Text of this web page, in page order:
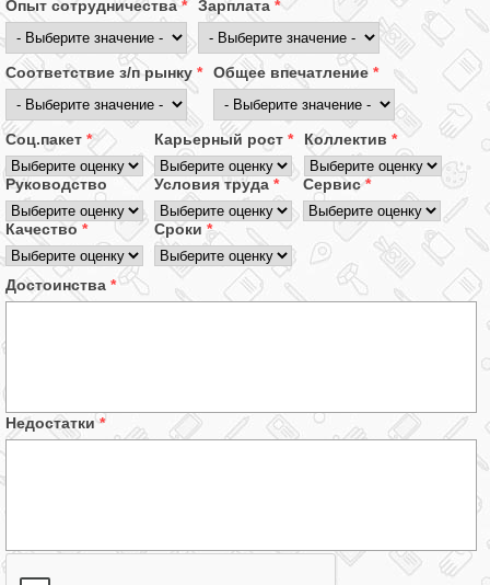
Опыт сотрудничества* Зарплата *
Соответствие з/п рынку * Общее впечатление *
Соц.пакет * Карьерный рост * Коллектив *
Руководство Условия труда * Сервис*
Качество * Сроки *
Достоинства *
Недостатки*